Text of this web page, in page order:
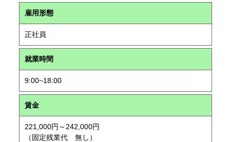
雇用形態
正社員
就業時間
9:00~18:00
賃金
221,000円～242,000円
（固定残業代 無し）